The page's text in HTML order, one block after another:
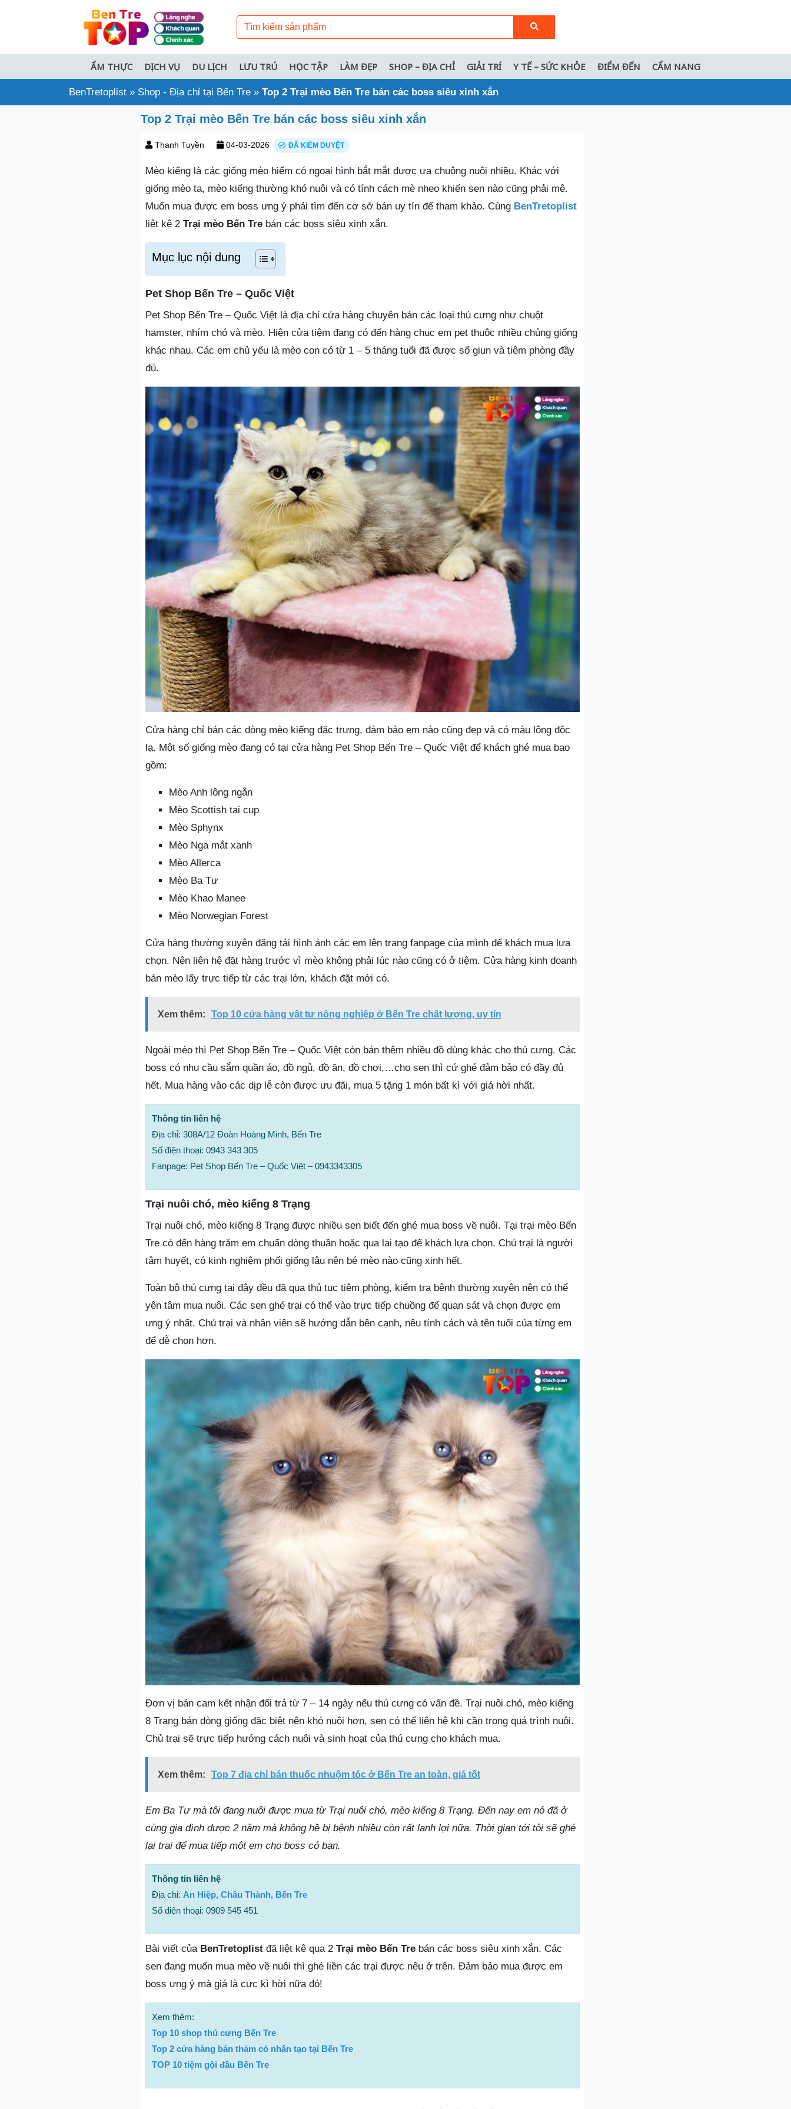
ẨM THỰC DỊCH VỤ DU LỊCH LƯU TRÚ HỌC TẬP LÀM ĐẸP SHOP – ĐỊA CHỈ GIẢI TRÍ Y TẾ – SỨC KHỎE ĐIỂM ĐẾN CẨM NANG
BenTretoplist » Shop - Địa chỉ tại Bến Tre » Top 2 Trại mèo Bến Tre bán các boss siêu xinh xắn
Top 2 Trại mèo Bến Tre bán các boss siêu xinh xắn
Thanh Tuyền 04-03-2026 ĐÃ KIỂM DUYỆT
Mèo kiểng là các giống mèo hiếm có ngoại hình bắt mắt được ưa chuộng nuôi nhiều. Khác với
giống mèo ta, mèo kiểng thường khó nuôi và có tính cách mè nheo khiến sen nào cũng phải mê.
Muốn mua được em boss ưng ý phải tìm đến cơ sở bán uy tín để tham khảo. Cùng BenTretoplist
liệt kê 2 Trại mèo Bến Tre bán các boss siêu xinh xắn.
Mục lục nội dung
Pet Shop Bến Tre – Quốc Việt
Pet Shop Bến Tre – Quốc Việt là địa chỉ cửa hàng chuyên bán các loại thú cưng như chuột
hamster, nhím chó và mèo. Hiện cửa tiệm đang có đến hàng chục em pet thuộc nhiều chủng giống
khác nhau. Các em chủ yếu là mèo con có từ 1 – 5 tháng tuổi đã được sổ giun và tiêm phòng đầy
đủ.
Cửa hàng chỉ bán các dòng mèo kiểng đặc trưng, đảm bảo em nào cũng đẹp và có màu lông độc
lạ. Một số giống mèo đang có tại cửa hàng Pet Shop Bến Tre – Quốc Việt để khách ghé mua bao
gồm:
Mèo Anh lông ngắn
Mèo Scottish tai cụp
Mèo Sphynx
Mèo Nga mắt xanh
Mèo Allerca
Mèo Ba Tư
Mèo Khao Manee
Mèo Norwegian Forest
Cửa hàng thường xuyên đăng tải hình ảnh các em lên trang fanpage của mình để khách mua lựa
chọn. Nên liên hệ đặt hàng trước vì mèo không phải lúc nào cũng có ở tiệm. Cửa hàng kinh doanh
bán mèo lấy trực tiếp từ các trại lớn, khách đặt mới có.
Xem thêm: Top 10 cửa hàng vật tư nông nghiệp ở Bến Tre chất lượng, uy tín
Ngoài mèo thì Pet Shop Bến Tre – Quốc Việt còn bán thêm nhiều đồ dùng khác cho thú cưng. Các
boss có nhu cầu sắm quần áo, đồ ngủ, đồ ăn, đồ chơi,…cho sen thì cứ ghé đảm bảo có đầy đủ
hết. Mua hàng vào các dịp lễ còn được ưu đãi, mua 5 tặng 1 món bất kì với giá hời nhất.
Thông tin liên hệ
Địa chỉ: 308A/12 Đoàn Hoàng Minh, Bến Tre
Số điện thoại: 0943 343 305
Fanpage: Pet Shop Bến Tre – Quốc Việt – 0943343305
Trại nuôi chó, mèo kiểng 8 Trạng
Trại nuôi chó, mèo kiểng 8 Trạng được nhiều sen biết đến ghé mua boss về nuôi. Tại trại mèo Bến
Tre có đến hàng trăm em chuẩn dòng thuần hoặc qua lai tạo để khách lựa chọn. Chủ trại là người
tâm huyết, có kinh nghiệm phối giống lâu nên bé mèo nào cũng xinh hết.
Toàn bộ thú cưng tại đây đều đã qua thủ tục tiêm phòng, kiểm tra bệnh thường xuyên nên có thể
yên tâm mua nuôi. Các sen ghé trại có thể vào trực tiếp chuồng để quan sát và chọn được em
ưng ý nhất. Chủ trại và nhân viên sẽ hướng dẫn bên cạnh, nêu tính cách và tên tuổi của từng em
để dễ chọn hơn.
Đơn vị bán cam kết nhận đổi trả từ 7 – 14 ngày nếu thú cưng có vấn đề. Trại nuôi chó, mèo kiểng
8 Trạng bán dòng giống đặc biệt nên khó nuôi hơn, sen có thể liên hệ khi cần trong quá trình nuôi.
Chủ trại sẽ trực tiếp hướng cách nuôi và sinh hoạt của thú cưng cho khách mua.
Xem thêm: Top 7 địa chỉ bán thuốc nhuộm tóc ở Bến Tre an toàn, giá tốt
Em Ba Tư mà tôi đang nuôi được mua từ Trại nuôi chó, mèo kiểng 8 Trạng. Đến nay em nó đã ở
cùng gia đình được 2 năm mà không hề bị bệnh nhiều còn rất lanh lợi nữa. Thời gian tới tôi sẽ ghé
lại trại để mua tiếp một em cho boss có bạn.
Thông tin liên hệ
Địa chỉ: An Hiệp, Châu Thành, Bến Tre
Số điện thoại: 0909 545 451
Bài viết của BenTretoplist đã liệt kê qua 2 Trại mèo Bến Tre bán các boss siêu xinh xắn. Các
sen đang muốn mua mèo về nuôi thì ghé liền các trại được nêu ở trên. Đảm bảo mua được em
boss ưng ý mà giá là cực kì hời nữa đó!
Xem thêm:
Top 10 shop thú cưng Bến Tre
Top 2 cửa hàng bán thảm cỏ nhân tạo tại Bến Tre
TOP 10 tiệm gội đầu Bến Tre